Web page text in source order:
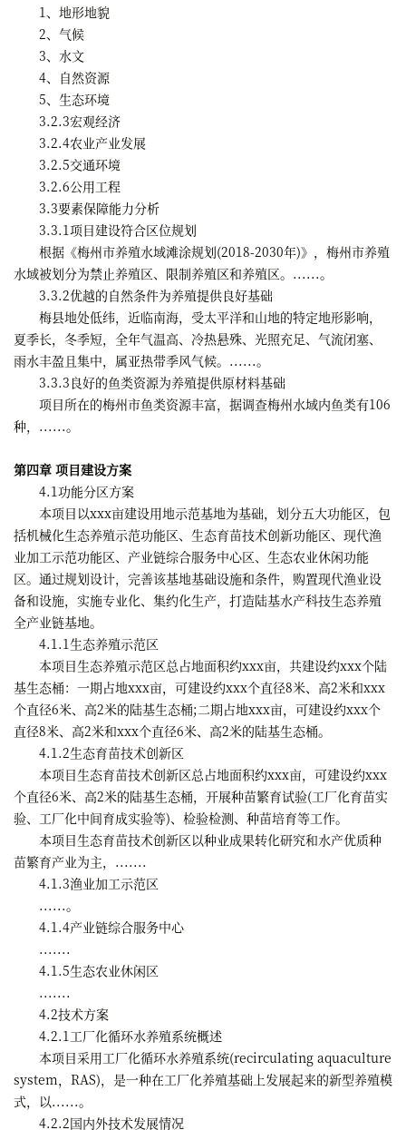
1、地形地貌
2、气候
3、水文
4、自然资源
5、生态环境
3.2.3宏观经济
3.2.4农业产业发展
3.2.5交通环境
3.2.6公用工程
3.3要素保障能力分析
3.3.1项目建设符合区位规划
根据《梅州市养殖水域滩涂规划(2018-2030年)》，梅州市养殖
水域被划分为禁止养殖区、限制养殖区和养殖区。......。
3.3.2优越的自然条件为养殖提供良好基础
梅县地处低纬，近临南海，受太平洋和山地的特定地形影响，
夏季长，冬季短，全年气温高、冷热悬殊、光照充足、气流闭塞、
雨水丰盈且集中，属亚热带季风气候。......。
3.3.3良好的鱼类资源为养殖提供原材料基础
项目所在的梅州市鱼类资源丰富，据调查梅州水域内鱼类有106
种，......。
第四章 项目建设方案
4.1功能分区方案
本项目以xxx亩建设用地示范基地为基础，划分五大功能区，包
括机械化生态养殖示范功能区、生态育苗技术创新功能区、现代渔
业加工示范功能区、产业链综合服务中心区、生态农业休闲功能
区。通过规划设计，完善该基地基础设施和条件，购置现代渔业设
备和设施，实施专业化、集约化生产，打造陆基水产科技生态养殖
全产业链基地。
4.1.1生态养殖示范区
本项目生态养殖示范区总占地面积约xxx亩，共建设约xxx个陆
基生态桶：一期占地xxx亩，可建设约xxx个直径8米、高2米和xxx
个直径6米、高2米的陆基生态桶;二期占地xxx亩，可建设约xxx个
直径8米、高2米和xxx个直径6米、高2米的陆基生态桶。
4.1.2生态育苗技术创新区
本项目生态育苗技术创新区总占地面积约xxx亩，可建设约xxx
个直径6米、高2米的陆基生态桶，开展种苗繁育试验(工厂化育苗实
验、工厂化中间育成实验等)、检验检测、种苗培育等工作。
本项目生态育苗技术创新区以种业成果转化研究和水产优质种
苗繁育产业为主，.......
4.1.3渔业加工示范区
......。
4.1.4产业链综合服务中心
.......
4.1.5生态农业休闲区
.......
4.2技术方案
4.2.1工厂化循环水养殖系统概述
本项目采用工厂化循环水养殖系统(recirculating aquaculture
system，RAS)，是一种在工厂化养殖基础上发展起来的新型养殖模
式，以......。
4.2.2国内外技术发展情况